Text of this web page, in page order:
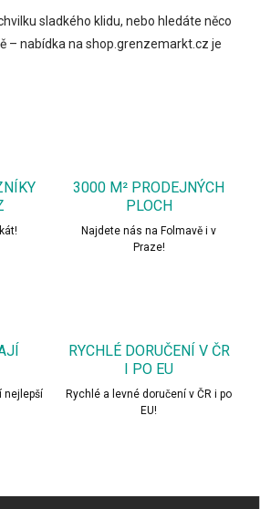
sladkého klidu, nebo hledáte něco
– nabídka na shop.grenzemarkt.cz je
3000 M² PRODEJNÝCH
PLOCH
Najdete nás na Folmavě i v
Praze!
nejlepší
RYCHLÉ DORUČENÍ V ČR
I PO EU
Rychlé a levné doručení v ČR i po
EU!